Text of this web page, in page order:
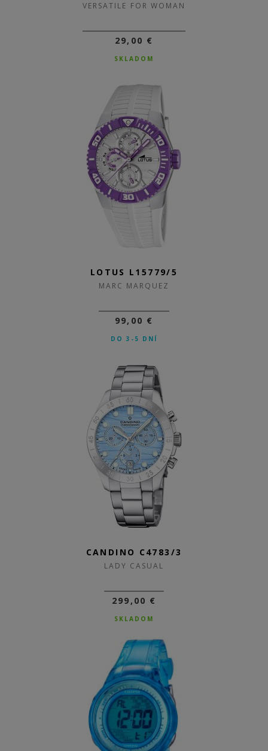
VERSATILE FOR WOMAN
29,00 €
SKLADOM
LOTUS L15779/5
MARC MARQUEZ
99,00 €
DO 3-5 DNÍ
CANDINO C4783/3
LADY CASUAL
299,00 €
SKLADOM